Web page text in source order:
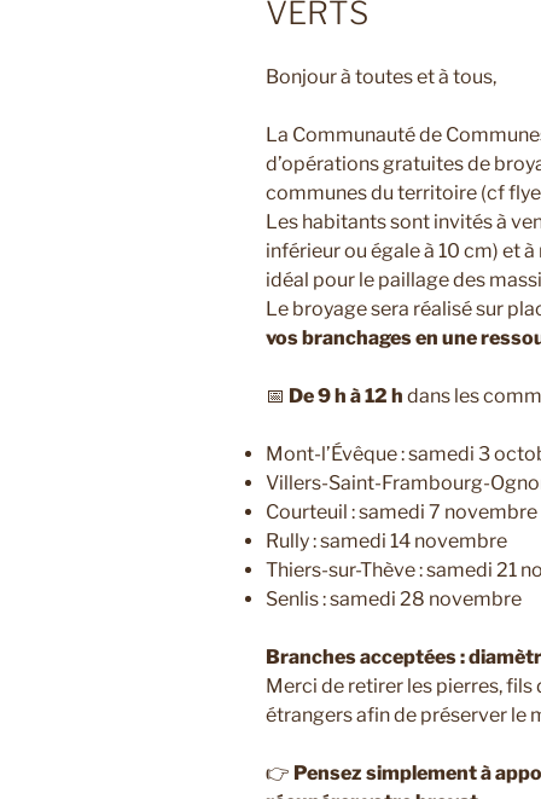
VERTS
Bonjour à toutes et à tous,
La Communauté de
d’opérations gratuites de
communes du territoire (cf
Les habitants sont invités à
inférieur ou égale à 10 cm) et
idéal pour le paillage des
Le broyage sera réalisé sur
vos branchages en une
📅 De 9 h à 12 h dans les
Mont-l’Évêque : samedi 3
Villers-Saint-Frambourg-
Courteuil : samedi 7 novembre
Rully : samedi 14 novembre
Thiers-sur-Thève : samedi 21
Senlis : samedi 28 novembre
Branches acceptées :
Merci de retirer les pierres,
étrangers afin de préserver le
👉 Pensez simplement à